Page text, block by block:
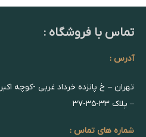
تماس با فروشگاه :
آدرس :
تهران – خ پانزده خرداد غربی -کوچه
– پلاک ۳۳-۳۵-۳۷
شماره های تماس :